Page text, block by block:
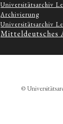
Universitätsarchiv
Archivierung
Universitätsarchiv
Mitteldeutsches
©